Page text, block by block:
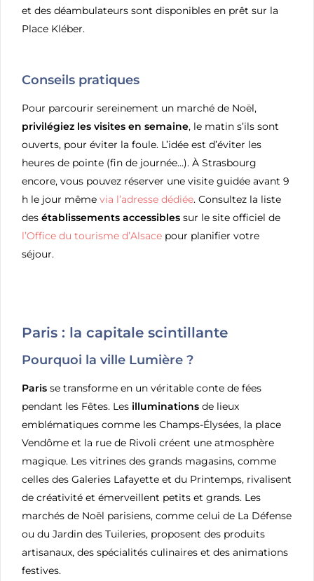
et des déambulateurs sont disponibles en prêt sur la
Place Kléber.
Conseils pratiques
Pour parcourir sereinement un marché de Noël,
privilégiez les visites en semaine, le matin s’ils sont
ouverts, pour éviter la foule. L’idée est d’éviter les
heures de pointe (fin de journée…). À Strasbourg
encore, vous pouvez réserver une visite guidée avant 9
h le jour mêmevia l’adresse dédiée. Consultez la liste
desétablissements accessiblessur le site officiel de
l’Office du tourisme d’Alsace pour planifier votre
séjour.
Paris : la capitale scintillante
Pourquoi la ville Lumière ?
Parisse transforme en un véritable conte de fées
pendant les Fêtes. Les illuminationsde lieux
emblématiques comme les Champs-Élysées, la place
Vendôme et la rue de Rivoli créent une atmosphère
magique. Les vitrines des grands magasins, comme
celles des Galeries Lafayette et du Printemps, rivalisent
de créativité et émerveillent petits et grands. Les
marchés de Noël parisiens, comme celui de La Défense
ou du Jardin des Tuileries, proposent des produits
artisanaux, des spécialités culinaires et des animations
festives.